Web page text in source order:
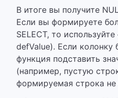
В итоге вы получите
Если вы формируете
SELECT, то
defValue). Если колонку
функция подставить
(например, пустую
формируемая строка не